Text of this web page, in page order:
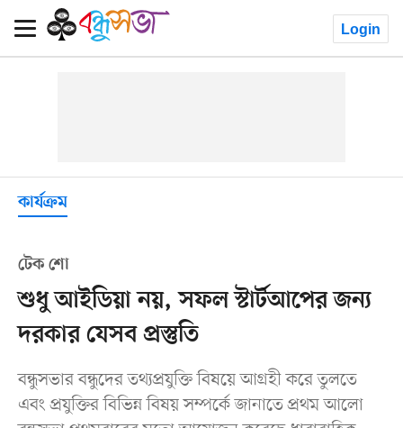
Login
কার্যক্রম
টেক শো
শুধু আইডিয়া নয়, সফল স্টার্টআপের জন্য
দরকার যেসব প্রস্তুতি
বন্ধুসভার বন্ধুদের তথ্যপ্রযুক্তি বিষয়ে আগ্রহী করে তুলতে
এবং প্রযুক্তির বিভিন্ন বিষয় সম্পর্কে জানাতে প্রথম আলো